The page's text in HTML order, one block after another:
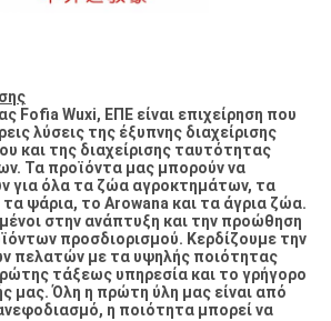
Fofia Wuxi, ΕΠΕ είναι επιχείρηση που
λύσεις της έξυπνης διαχείρισης
και της διαχείρισης ταυτότητας
Τα προϊόντα μας μπορούν να
για όλα τα ζώα αγροκτημάτων, τα
τα ψάρια, το Arowana και τα άγρια ζώα.
στην ανάπτυξη και την προώθηση
προσδιορισμού. Κερδίζουμε την
πελατών με τα υψηλής ποιότητας
τάξεως υπηρεσία και το γρήγορο
μας. Όλη η πρώτη ύλη μας είναι από
η ποιότητα μπορεί να